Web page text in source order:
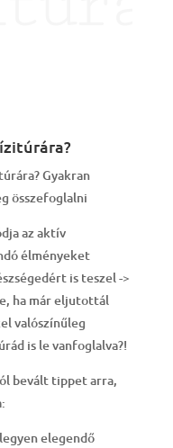
Gyakran
összefoglalni
az aktív
élményeket
is teszel ->
ha már eljutottál
valószínűleg
is le vanfoglalva?!
bevált tippet arra,
elegendő